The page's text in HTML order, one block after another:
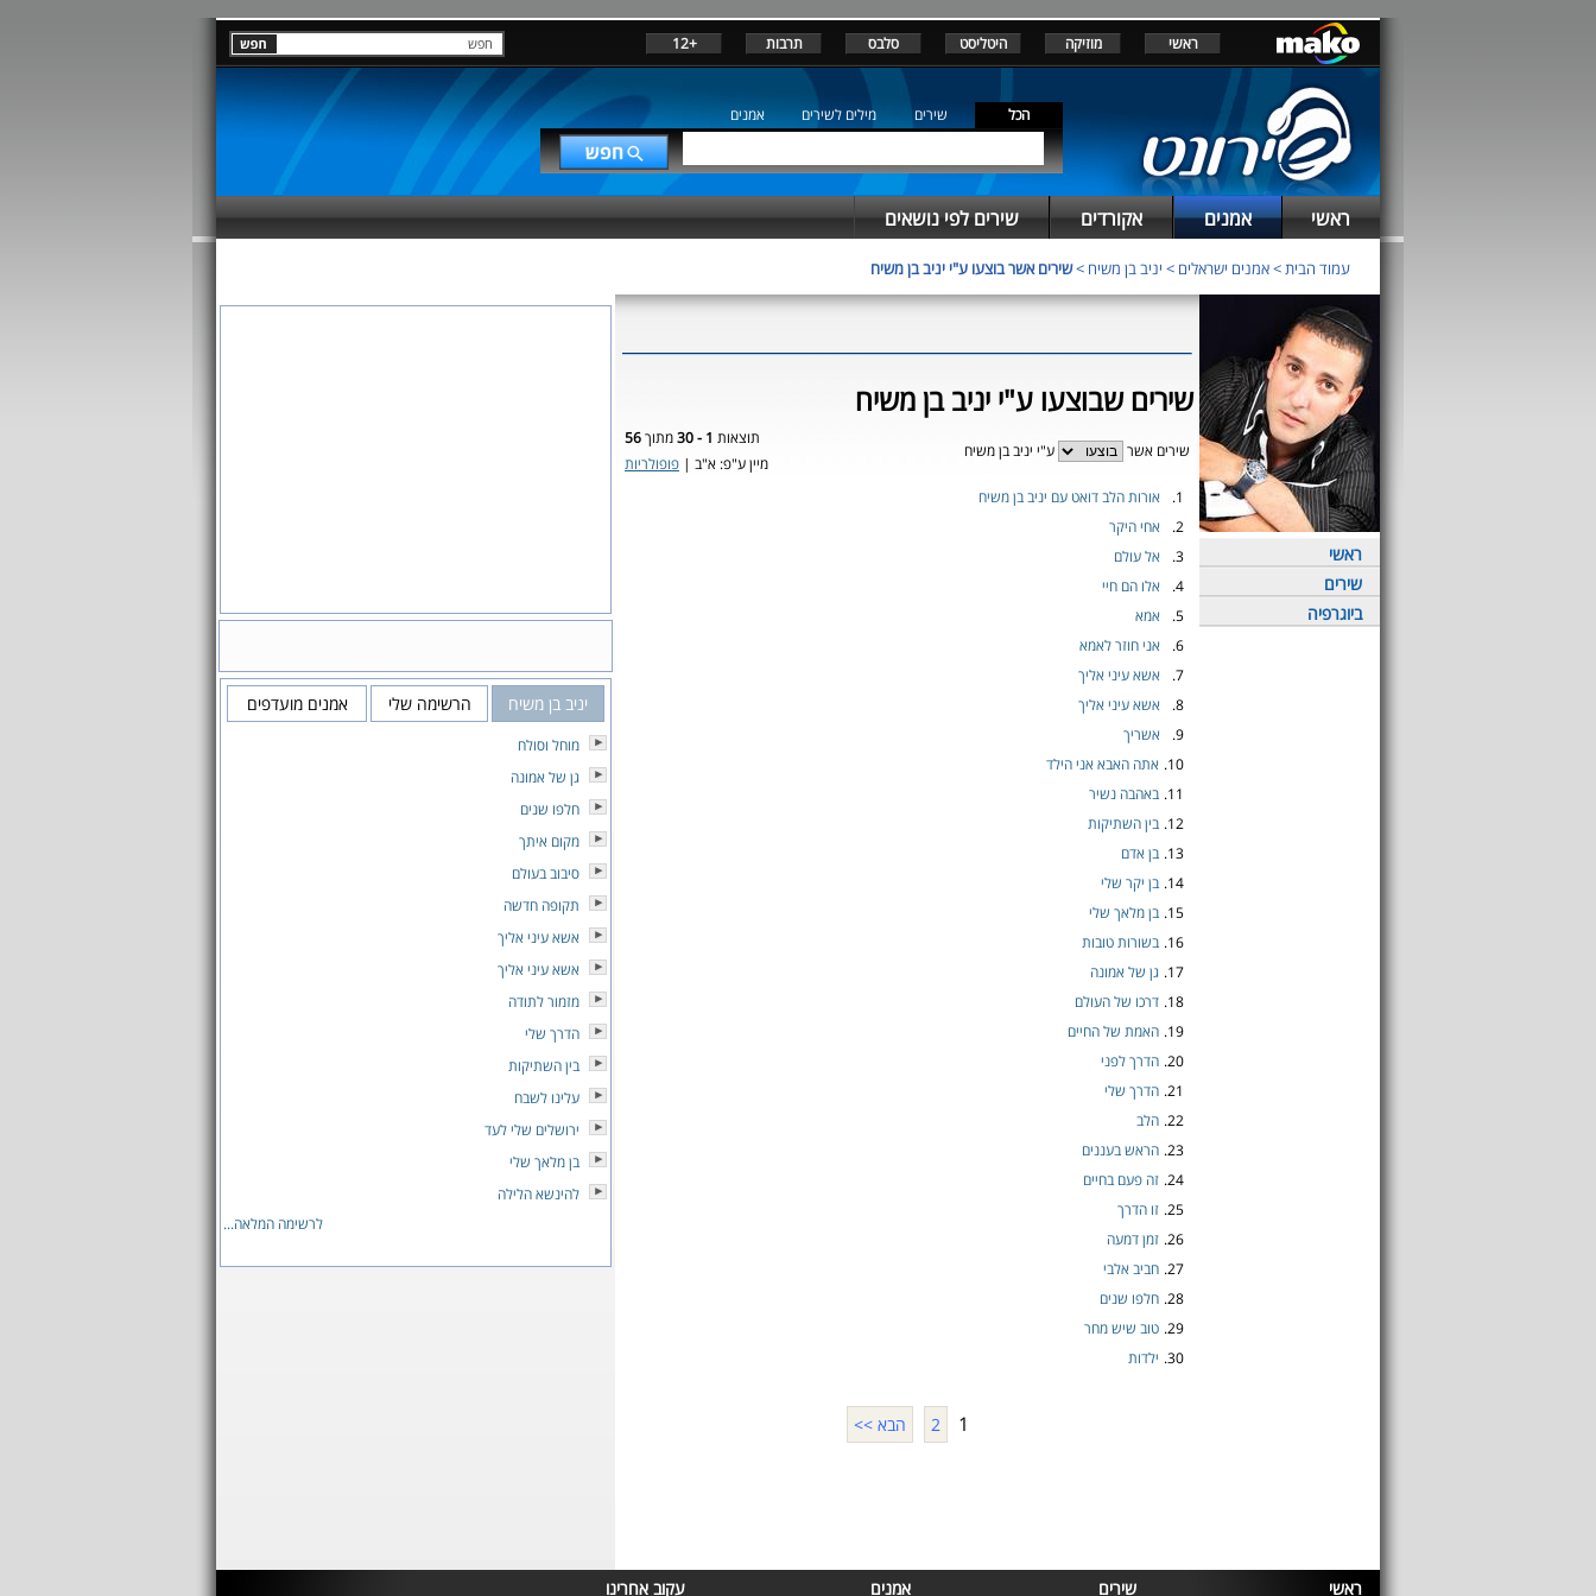
ראשי מוזיקה היטליסט סלבס תרבות +12
הכל שירים מילים לשירים אמנים
ראשי אמנים אקורדים שירים לפי נושאים
עמוד הבית>אמנים ישראלים > יניב בן משיח >שירים אשר בוצעו ע"י יניב בן משיח
ראשי
שירים
ביוגרפיה
שירים שבוצעו ע"י יניב בן משיח
שירים אשר ע"י יניב בן משיח
תוצאות 1 - 30 מתוך56
מיין ע"פ: א"ב | פופולריות
1.
אורות הלב דואט עם יניב בן משיח
2.
אחי היקר
3.
אל עולם
4.
אלו הם חיי
5.
אמא
6.
אני חוזר לאמא
7.
אשא עיני אליך
8.
אשא עיני אליך
9.
אשריך
10. אתה האבא אני הילד
11. באהבה נשיר
12. בין השתיקות
13. בן אדם
14. בן יקר שלי
15. בן מלאך שלי
16. בשורות טובות
17. גן של אמונה
18. דרכו של העולם
19. האמת של החיים
20. הדרך לפני
21. הדרך שלי
22. הלב
23. הראש בעננים
24. זה פעם בחיים
25. זו הדרך
26. זמן דמעה
27. חביב אלבי
28. חלפו שנים
29. טוב שיש מחר
30. ילדות
1
2 הבא >>
יניב בן משיח הרשימה שלי אמנים מועדפים
מוחל וסולח
גן של אמונה
חלפו שנים
מקום איתך
סיבוב בעולם
תקופה חדשה
אשא עיני אליך
אשא עיני אליך
מזמור לתודה
הדרך שלי
בין השתיקות
עלינו לשבח
ירושלים שלי לעד
בן מלאך שלי
להינשא הלילה
לרשימה המלאה...
ראשי שירים אמנים עקוב אחרינו